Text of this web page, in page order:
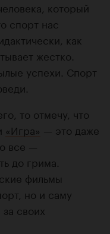
который
спорт нас
как
жестко.
успехи. Спорт
то отмечу, что
«Игра» — это даже
все —
до грима.
фильмы
но и саму
своих